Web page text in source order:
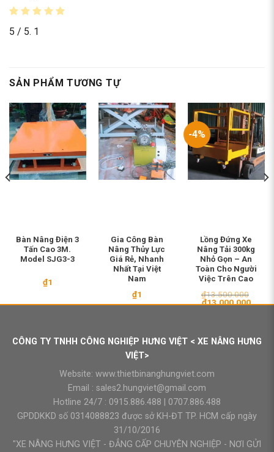
5 / 5. 1
SẢN PHẨM TƯƠNG TỰ
Bàn Nâng Điện 3
Tấn Cao 3M.
Model SJG3-3
₫1
Gia Công Bàn
Nâng Thủy Lực
Giá Rẻ, Nhanh
Nhất Tại Việt
Nam
₫1
-4%
Lồng Đứng Xe
Nâng Tải 300kg
Nhỏ Gọn – An
Toàn Cho Người
Việc Trên Cao
₫13.500.000
Giá
₫13.000.000Giá
CÔNG TY TNHH CÔNG NGHIỆP HƯNG VIỆT < XE NÂNG HƯNG
VIỆT>
Website: www.thietbinanghungviet.com
Email : sales2.hungviet@gmail.com
Hotline 24/7 : 0915.886.488
0707.886.488
GPDDKKD số 0314088823 được sở KH-ĐT TP. HCM cấp ngày
31/10/2016
"XE NÂNG HƯNG VIỆT - ĐẲNG CẤP CHUYÊN NGHIỆP - NƠI GỬI